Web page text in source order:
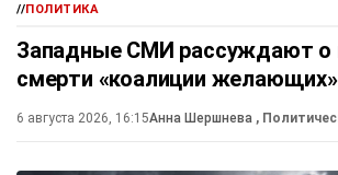
//ПОЛИТИКА
Западные СМИ рассуждают о
смерти «коалиции желающих»
6 августа 2026, 16:15Анна Шершнева ,